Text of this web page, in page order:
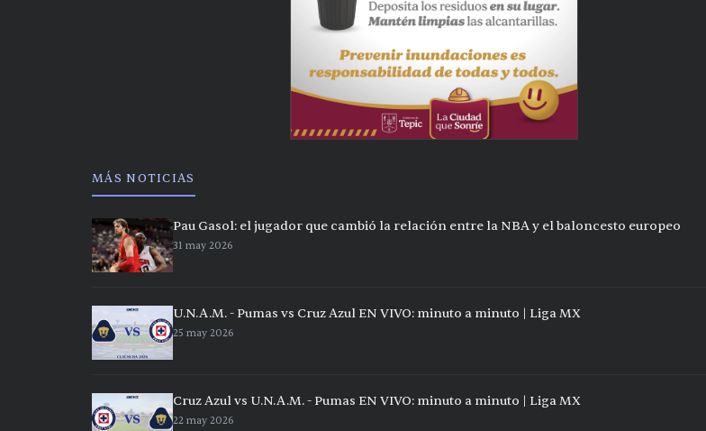
MÁS NOTICIAS
Pau Gasol: el jugador que cambió la relación entre la NBA y el baloncesto europeo
31 may 2026
U.N.A.M. - Pumas vs Cruz Azul EN VIVO: minuto a minuto | Liga MX
25 may 2026
Cruz Azul vs U.N.A.M. - Pumas EN VIVO: minuto a minuto | Liga MX
22 may 2026